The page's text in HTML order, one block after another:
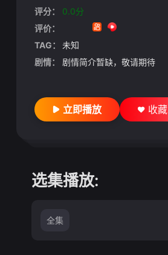
评分：
0.0分
评价：
TAG：
未知
剧情：
剧情简介暂缺，敬请期待
立即播放 收藏
选集播放:
全集